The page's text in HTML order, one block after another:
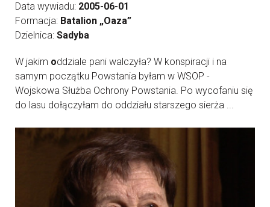
Data wywiadu: 2005-06-01
Formacja: Batalion „Oaza”
Dzielnica: Sadyba
W jakim oddziale pani walczyła? W konspiracji i na
samym początku Powstania byłam w WSOP -
Wojskowa Służba Ochrony Powstania. Po wycofaniu się
do lasu dołączyłam do oddziału starszego sierża ...